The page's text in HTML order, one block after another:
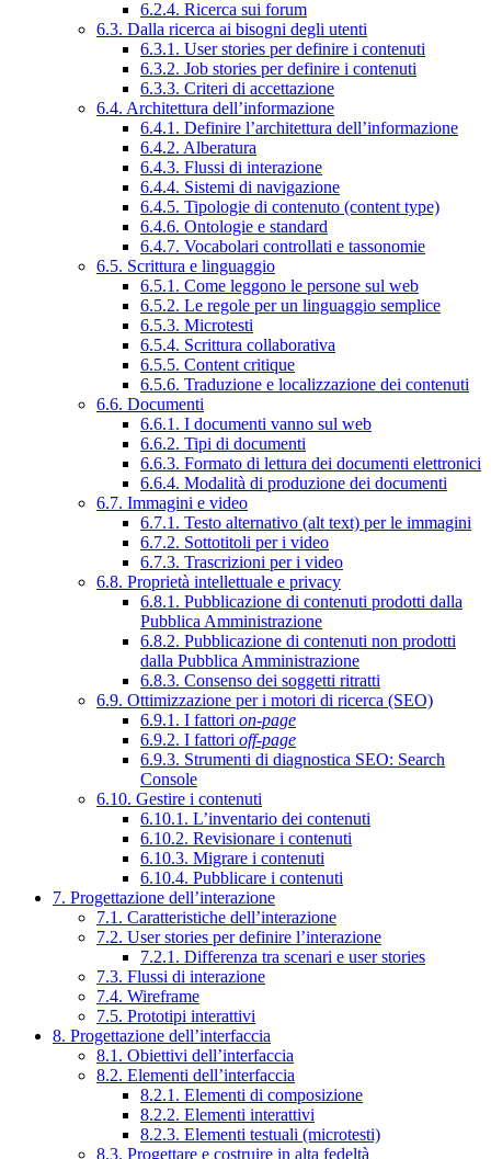
6.2.4. Ricerca sui forum
6.3. Dalla ricerca ai bisogni degli utenti
6.3.1. User stories per definire i contenuti
6.3.2. Job stories per definire i contenuti
6.3.3. Criteri di accettazione
6.4. Architettura dell’informazione
6.4.1. Definire l’architettura dell’informazione
6.4.2. Alberatura
6.4.3. Flussi di interazione
6.4.4. Sistemi di navigazione
6.4.5. Tipologie di contenuto (content type)
6.4.6. Ontologie e standard
6.4.7. Vocabolari controllati e tassonomie
6.5. Scrittura e linguaggio
6.5.1. Come leggono le persone sul web
6.5.2. Le regole per un linguaggio semplice
6.5.3. Microtesti
6.5.4. Scrittura collaborativa
6.5.5. Content critique
6.5.6. Traduzione e localizzazione dei contenuti
6.6. Documenti
6.6.1. I documenti vanno sul web
6.6.2. Tipi di documenti
6.6.3. Formato di lettura dei documenti elettronici
6.6.4. Modalità di produzione dei documenti
6.7. Immagini e video
6.7.1. Testo alternativo (alt text) per le immagini
6.7.2. Sottotitoli per i video
6.7.3. Trascrizioni per i video
6.8. Proprietà intellettuale e privacy
6.8.1. Pubblicazione di contenuti prodotti dalla
Pubblica Amministrazione
6.8.2. Pubblicazione di contenuti non prodotti
dalla Pubblica Amministrazione
6.8.3. Consenso dei soggetti ritratti
6.9. Ottimizzazione per i motori di ricerca (SEO)
6.9.1. I fattori on-page
6.9.2. I fattori off-page
6.9.3. Strumenti di diagnostica SEO: Search
Console
6.10. Gestire i contenuti
6.10.1. L’inventario dei contenuti
6.10.2. Revisionare i contenuti
6.10.3. Migrare i contenuti
6.10.4. Pubblicare i contenuti
7. Progettazione dell’interazione
7.1. Caratteristiche dell’interazione
7.2. User stories per definire l’interazione
7.2.1. Differenza tra scenari e user stories
7.3. Flussi di interazione
7.4. Wireframe
7.5. Prototipi interattivi
8. Progettazione dell’interfaccia
8.1. Obiettivi dell’interfaccia
8.2. Elementi dell’interfaccia
8.2.1. Elementi di composizione
8.2.2. Elementi interattivi
8.2.3. Elementi testuali (microtesti)
8.3. Progettare e costruire in alta fedeltà